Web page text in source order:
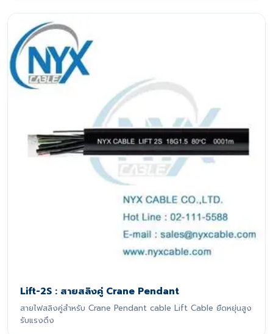
Lift-2S : สายสลิงคู่ Crane Pendant
สายไฟสลิงคู่สำหรับ Crane Pendant cable Lift Cable ยืดหยุ่นสูง
รับแรงดึง